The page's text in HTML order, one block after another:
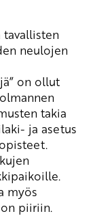
neulojen
on ollut
takia
ja asetus
myös
piiriin.